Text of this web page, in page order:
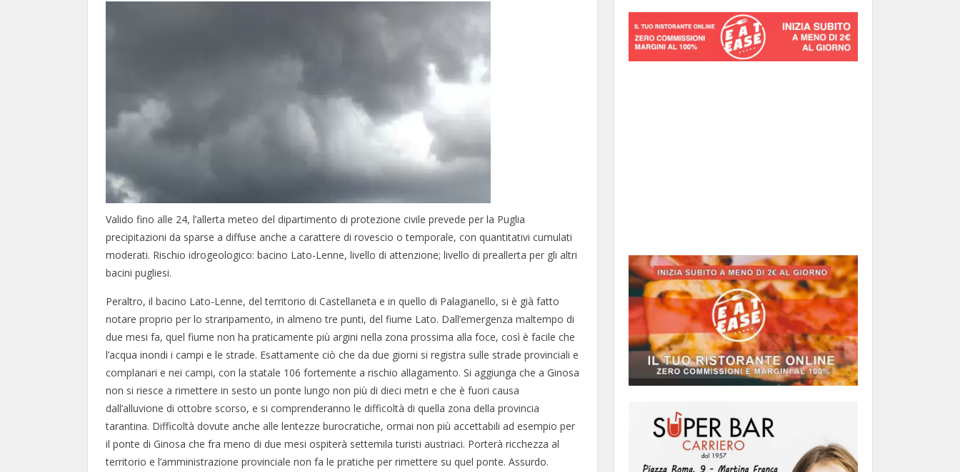
Valido fino alle 24, l’allerta meteo del dipartimento di protezione civile prevede per la Puglia
precipitazioni da sparse a diffuse anche a carattere di rovescio o temporale, con quantitativi cumulati
moderati. Rischio idrogeologico: bacino Lato-Lenne, livello di attenzione; livello di preallerta per gli altri
bacini pugliesi.
Peraltro, il bacino Lato-Lenne, del territorio di Castellaneta e in quello di Palagianello, si è già fatto
notare proprio per lo straripamento, in almeno tre punti, del fiume Lato. Dall’emergenza maltempo di
due mesi fa, quel fiume non ha praticamente più argini nella zona prossima alla foce, così è facile che
l’acqua inondi i campi e le strade. Esattamente ciò che da due giorni si registra sulle strade provinciali e
complanari e nei campi, con la statale 106 fortemente a rischio allagamento. Si aggiunga che a Ginosa
non si riesce a rimettere in sesto un ponte lungo non più di dieci metri e che è fuori causa
dall’alluvione di ottobre scorso, e si comprenderanno le difficoltà di quella zona della provincia
tarantina. Difficoltà dovute anche alle lentezze burocratiche, ormai non più accettabili ad esempio per
il ponte di Ginosa che fra meno di due mesi ospiterà settemila turisti austriaci. Porterà ricchezza al
territorio e l’amministrazione provinciale non fa le pratiche per rimettere su quel ponte. Assurdo.